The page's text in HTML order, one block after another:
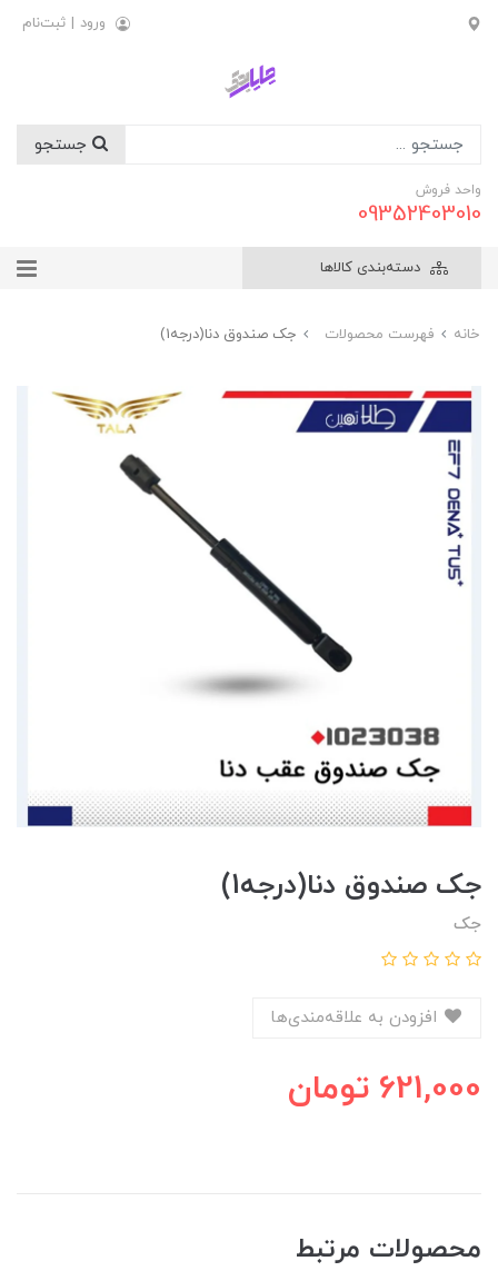
ورود | ثبت‌نام
واحد فروش
09352403010
دسته‌بندی کالاها
خانه فهرست محصولات جک صندوق دنا(درجه1)
جک صندوق دنا(درجه1)
جک
621,000 تومان
محصولات مرتبط